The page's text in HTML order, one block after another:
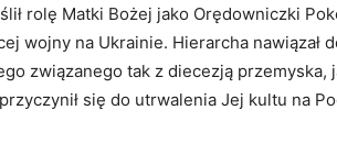
rolę Matki Bożej jako Orędowniczki
wojny na Ukrainie. Hierarcha nawiązał
związanego tak z diecezją przemyska,
się do utrwalenia Jej kultu na